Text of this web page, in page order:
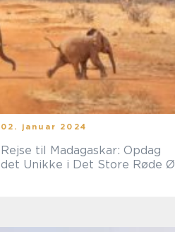
02. januar 2024
Rejse til Madagaskar: Opdag
det Unikke i Det Store Røde Ø